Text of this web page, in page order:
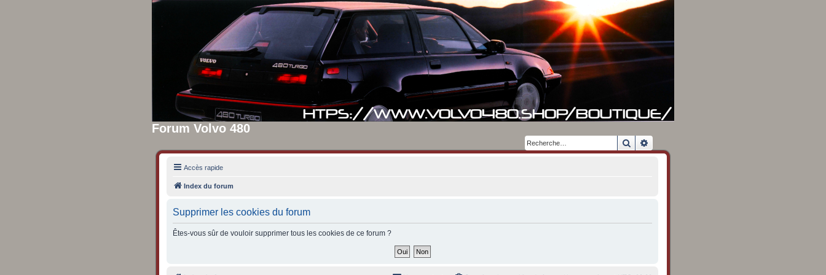
Forum Volvo 480
Rechercher
Accès rapide
Index du forum
Supprimer les cookies du forum
Êtes-vous sûr de vouloir supprimer tous les cookies de ce forum ?